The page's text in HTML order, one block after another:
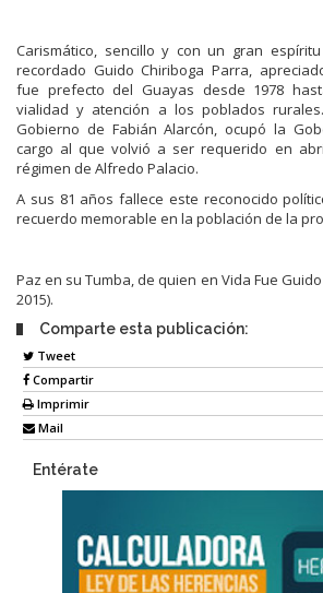
Carismático, sencillo y con un gran
recordado Guido Chiriboga Parra,
fue prefecto del Guayas desde 1978
vialidad y atención a los poblados
Gobierno de Fabián Alarcón, ocupó la
cargo al que volvió a ser requerido en
régimen de Alfredo Palacio.
A sus 81 años fallece este reconocido
recuerdo memorable en la población de la
Paz en su Tumba, de quien en Vida Fue
2015).
Comparte esta publicación:
Tweet
Compartir
Imprimir
Mail
Entérate